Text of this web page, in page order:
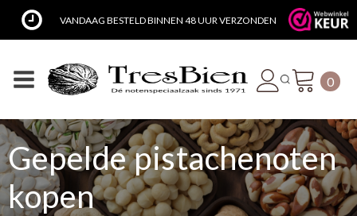
VANDAAG BESTELD BINNEN 48 UUR VERZONDEN
0
Gepelde pistachenoten
kopen